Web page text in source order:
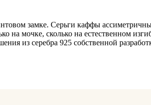
замке. Серьги каффы
на мочке, сколько на естественном
из серебра 925 собственной